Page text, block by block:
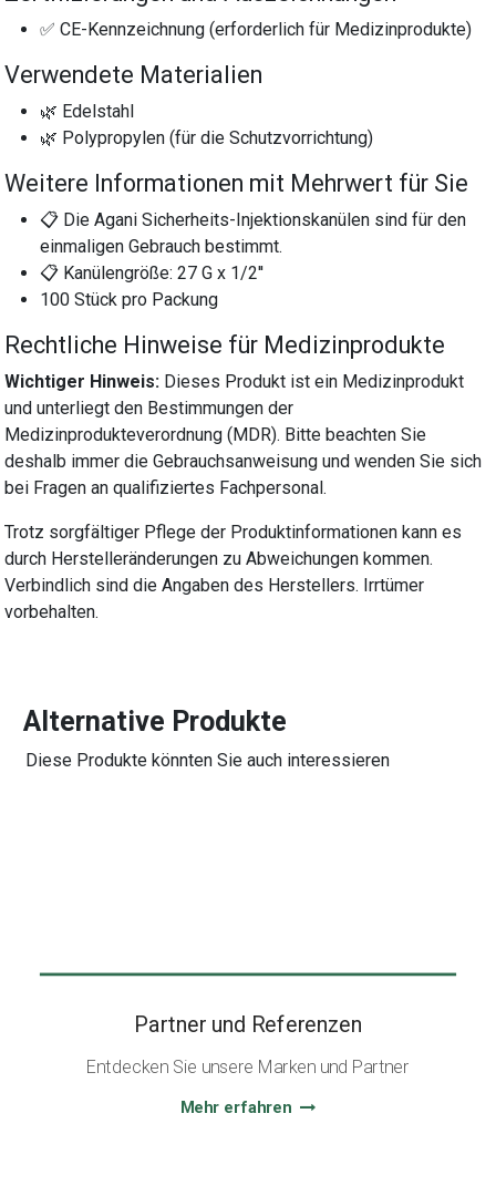
✅ CE-Kennzeichnung (erforderlich für Medizinprodukte)
Verwendete Materialien
🌿 Edelstahl
🌿 Polypropylen (für die Schutzvorrichtung)
Weitere Informationen mit Mehrwert für Sie
📋 Die Agani Sicherheits-Injektionskanülen sind für den
einmaligen Gebrauch bestimmt.
📋 Kanülengröße: 27 G x 1/2''
100 Stück pro Packung
Rechtliche Hinweise für Medizinprodukte
Wichtiger Hinweis: Dieses Produkt ist ein Medizinprodukt
und unterliegt den Bestimmungen der
Medizinprodukteverordnung (MDR). Bitte beachten Sie
deshalb immer die Gebrauchsanweisung und wenden Sie sich
bei Fragen an qualifiziertes Fachpersonal.
Trotz sorgfältiger Pflege der Produktinformationen kann es
durch Herstelleränderungen zu Abweichungen kommen.
Verbindlich sind die Angaben des Herstellers. Irrtümer
vorbehalten.
Alternative Produkte
Diese Produkte könnten Sie auch interessieren
Partner und Referenzen
Entdecken Sie unsere Marken und Partner
Mehr erfahren